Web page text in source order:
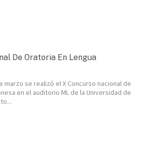
De Oratoria En Lengua
marzo se realizó el X Concurso nacional de
en el auditorio ML de la Universidad de